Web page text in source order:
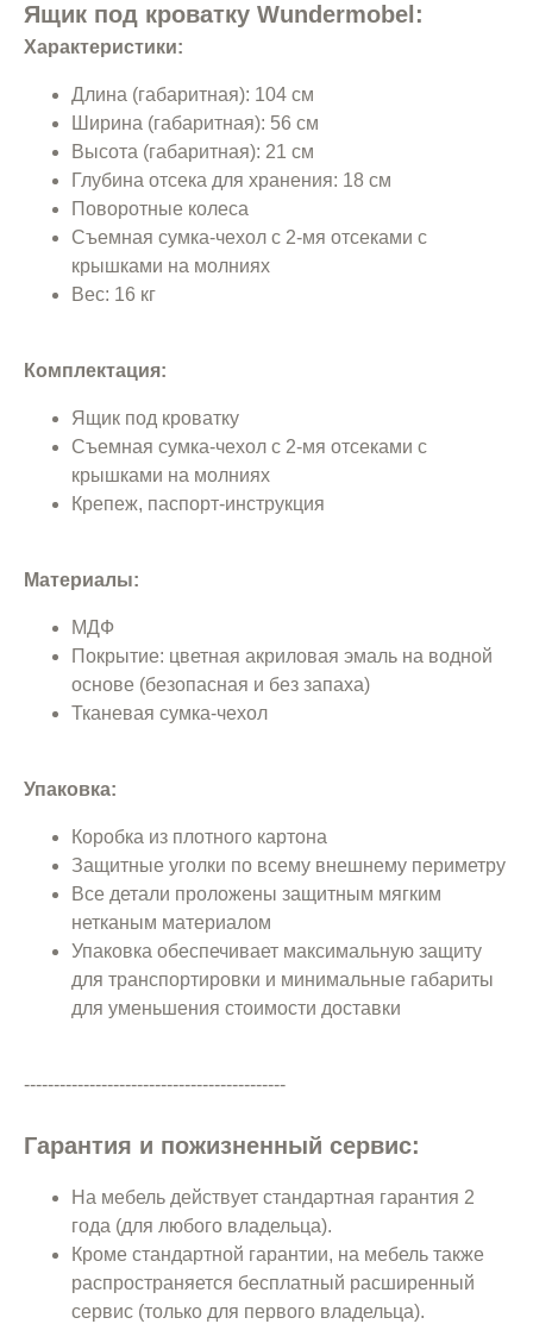
Ящик под кроватку Wundermobel:
Характеристики:
Длина (габаритная): 104 см
Ширина (габаритная): 56 см
Высота (габаритная): 21 см
Глубина отсека для хранения: 18 см
Поворотные колеса
Съемная сумка-чехол с 2-мя отсеками с
крышками на молниях
Вес: 16 кг
Комплектация:
Ящик под кроватку
Съемная сумка-чехол с 2-мя отсеками с
крышками на молниях
Крепеж, паспорт-инструкция
Материалы:
МДФ
Покрытие: цветная акриловая эмаль на водной
основе (безопасная и без запаха)
Тканевая сумка-чехол
Упаковка:
Коробка из плотного картона
Защитные уголки по всему внешнему периметру
Все детали проложены защитным мягким
нетканым материалом
Упаковка обеспечивает максимальную защиту
для транспортировки и минимальные габариты
для уменьшения стоимости доставки
--------------------------------------------
Гарантия и пожизненный сервис:
На мебель действует стандартная гарантия 2
года (для любого владельца).
Кроме стандартной гарантии, на мебель также
распространяется бесплатный расширенный
сервис (только для первого владельца).